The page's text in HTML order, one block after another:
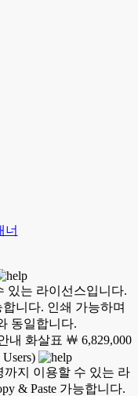
있는 라이선스입니다.
니다. 인쇄 가능하며
동일합니다.
￦ 6,829,000
까지 이용할 수 있는 라
& Paste 가능합니다.